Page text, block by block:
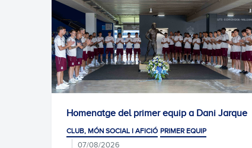
del primer equip a Dani Jarque
MÓN SOCIAL I AFICIÓ PRIMER EQUIP
de